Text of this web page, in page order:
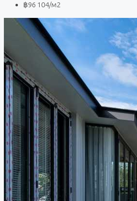
฿96 104/м2